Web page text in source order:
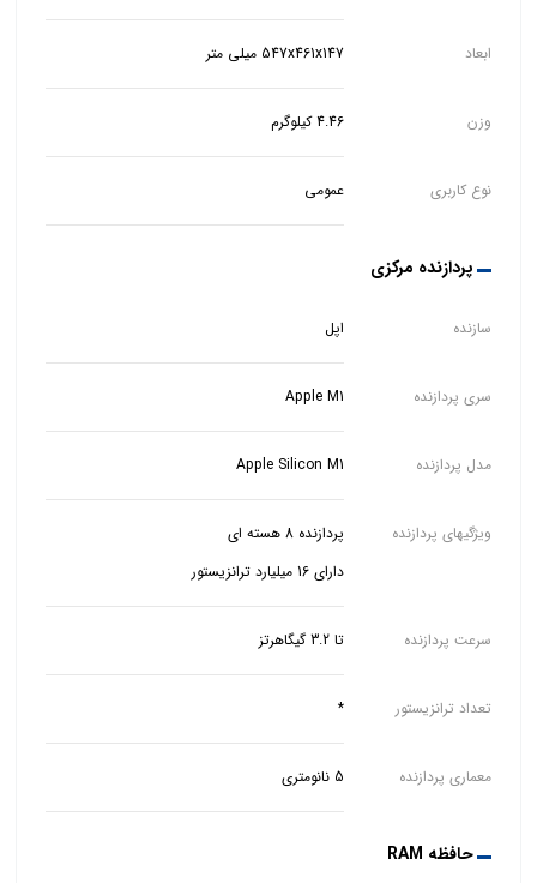
ابعاد 547x461x147 میلی‌ متر
وزن 4.46 کیلوگرم
نوع کاربری عمومی
پردازنده مرکزی
سازنده اپل
سری پردازنده Apple M1
مدل پردازنده Apple Silicon M1
ویژگیهای پردازنده
پردازنده 8 هسته ای
دارای 16 میلیارد ترانزیستور
سرعت پردازنده تا 3.2 گیگاهرتز
تعداد ترانزیستور *
معماری پردازنده 5 نانومتری
حافظه RAM